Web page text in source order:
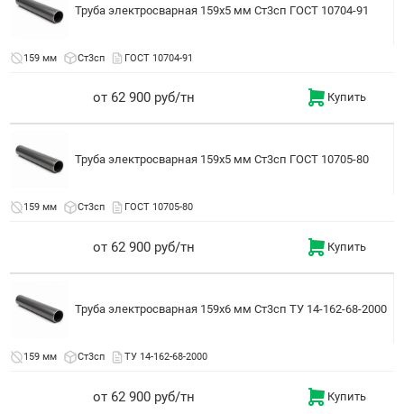
Труба электросварная 159x5 мм Ст3сп ГОСТ 10704-91
159 мм Ст3сп ГОСТ 10704-91
от 62 900 руб/тн Купить
Труба электросварная 159x5 мм Ст3сп ГОСТ 10705-80
159 мм Ст3сп ГОСТ 10705-80
от 62 900 руб/тн Купить
Труба электросварная 159x6 мм Ст3сп ТУ 14-162-68-2000
159 мм Ст3сп ТУ 14-162-68-2000
от 62 900 руб/тн Купить